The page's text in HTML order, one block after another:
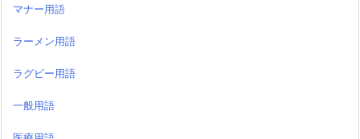
マナー用語
ラーメン用語
ラグビー用語
一般用語